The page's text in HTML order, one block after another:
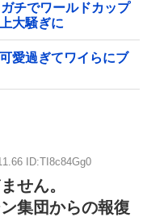
チでワールドカップ
大騒ぎに
愛過ぎてワイらにブ
ID:TI8c84Gg0
せん。
集団からの報復